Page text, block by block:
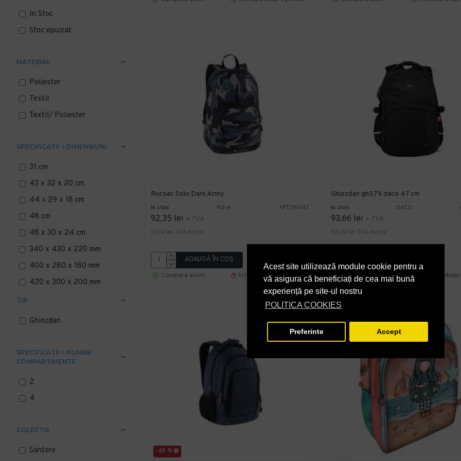
Acest site utilizează module cookie pentru a
vă asigura că beneficiați de cea mai bună
experiență pe site-ul nostru
POLITICA COOKIES
Preferinte Accept
MATERIAL
Poliester
Textil
Textil/ Poliester
SPECIFICATII > DIMENSIUNI
31 cm
43 x 32 x 20 cm
44 x 29 x 18 cm
48 cm
48 x 30 x 24 cm
340 x 430 x 220 mm
400 x 280 x 180 mm
420 x 300 x 200 mm
TIP
Ghiozdan
SPECIFICATII > NUMAR
COMPARTIMENTE
2
4
COLECTIE
Santoro
In Stoc
Stoc epuizat
In stoc Pulse APTSKG147
Rucsac Solo Dark Army
92,35 lei + TVA
111,74 lei TVA inclus
ADAUGĂ ÎN COŞ
Cumpara acum
Intreaba despre produs
In stoc DACO
Ghiozdan gh579 daco 47 cm
93,66 lei + TVA
113,33 lei TVA inclus
Cumpara acum
Intreaba
-20 %